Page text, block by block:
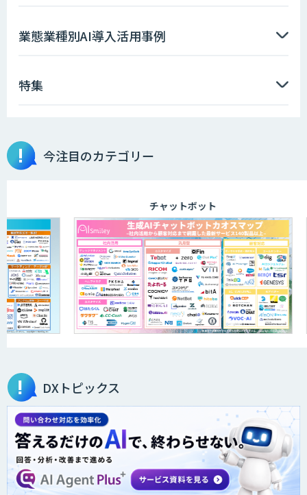
業態業種別AI導入活用事例
特集
今注目のカテゴリー
チャットボット
DXトピックス